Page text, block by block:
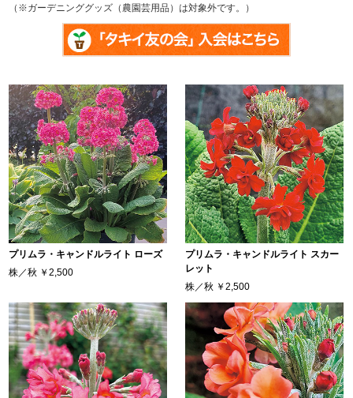
（※ガーデニンググッズ（農園芸用品）は対象外です。）
プリムラ・キャンドルライト ローズ
株／秋 ￥2,500
プリムラ・キャンドルライト スカー
レット
株／秋 ￥2,500